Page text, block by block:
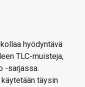
hyödyntävä
TLC-muisteja,
-sarjassa.
täysin